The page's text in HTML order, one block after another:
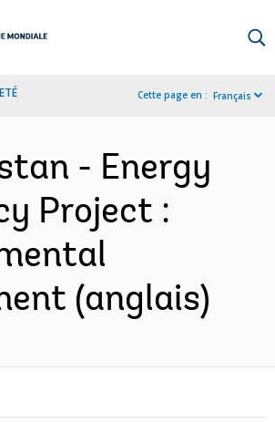
Cette page en : Français
- Energy
Project :
(anglais)